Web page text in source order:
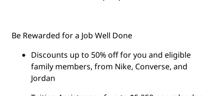
Be Rewarded for a Job Well Done
Discounts up to 50% off for you and eligible
family members, from Nike, Converse, and
Jordan